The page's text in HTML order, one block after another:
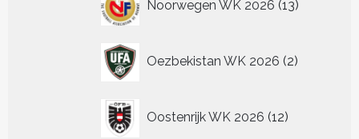
Noorwegen WK 2026 13
producten
Oezbekistan WK 2026 2
producten
Oostenrijk WK 2026 12
producten